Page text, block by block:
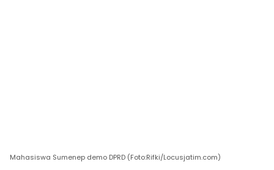
Mahasiswa Sumenep demo DPRD (Foto:Rifki/Locusjatim.com)